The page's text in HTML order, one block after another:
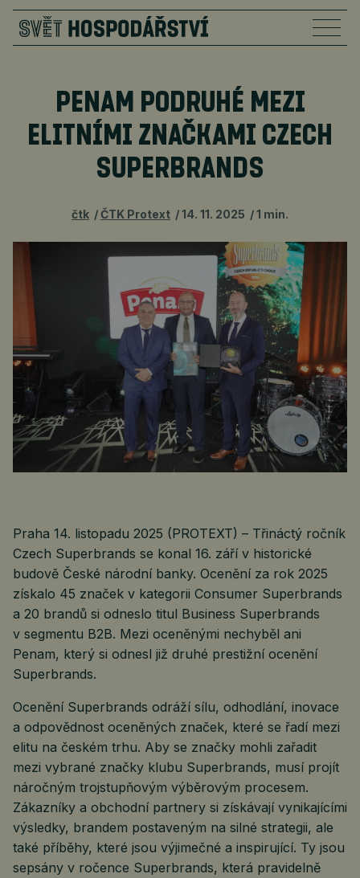
PENAM PODRUHÉ MEZI
ELITNÍMI ZNAČKAMI CZECH
SUPERBRANDS
čtk ČTK Protext 14. 11. 2025 1 min.
Praha 14. listopadu 2025 (PROTEXT) – Třináctý ročník
Czech Superbrands se konal 16. září v historické
budově České národní banky. Ocenění za rok 2025
získalo 45 značek v kategorii Consumer Superbrands
a 20 brandů si odneslo titul Business Superbrands
v segmentu B2B. Mezi oceněnými nechyběl ani
Penam, který si odnesl již druhé prestižní ocenění
Superbrands.
Ocenění Superbrands odráží sílu, odhodlání, inovace
a odpovědnost oceněných značek, které se řadí mezi
elitu na českém trhu. Aby se značky mohli zařadit
mezi vybrané značky klubu Superbrands, musí projít
náročným trojstupňovým výběrovým procesem.
Zákazníky a obchodní partnery si získávají vynikajícími
výsledky, brandem postaveným na silné strategii, ale
také příběhy, které jsou výjimečné a inspirující. Ty jsou
sepsány v ročence Superbrands, která pravidelně